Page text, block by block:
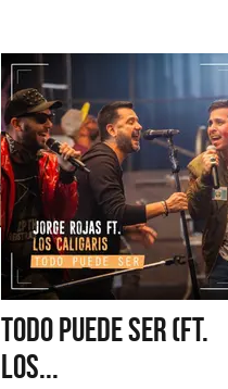
TODO PUEDE SER (FT.
LOS...